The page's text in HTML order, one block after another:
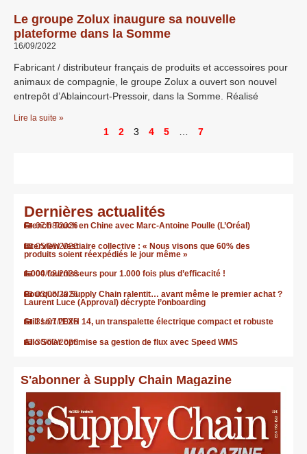
Le groupe Zolux inaugure sa nouvelle
plateforme dans la Somme
16/09/2022
Fabricant / distributeur français de produits et accessoires pour
animaux de compagnie, le groupe Zolux a ouvert son nouvel
entrepôt d’Ablaincourt-Pressoir, dans la Somme. Réalisé
Lire la suite »
1 2 3 4 5 7
Dernières actualités
07/08/2026
French Touch en Chine avec Marc-Antoine Poulle (L’Oréal)
05/08/2026
Interview Vestiaire collective : « Nous visons que 60% des
produits soient réexpédiés le jour même »
04/08/2026
1.000 fournisseurs pour 1.000 fois plus d’efficacité !
03/08/2026
Pourquoi la Supply Chain ralentit… avant même le premier achat ?
Laurent Luce (Approval) décrypte l’onboarding
31/07/2026
Still sort l’EXH 14, un transpalette électrique compact et robuste
30/07/2026
Allo Solar optimise sa gestion de flux avec Speed WMS
S'abonner à Supply Chain Magazine